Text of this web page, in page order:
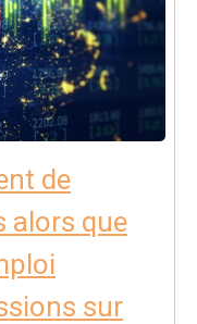
de
alors que
sur